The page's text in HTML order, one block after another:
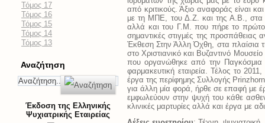
Τόμος 17
Τόμος 16
Τόμος 15
Τόμος 14
Τόμος 13
Αναζήτηση
Έκδοση της Ελληνικής
Ψυχιατρικής Εταιρείας
από κριτικούς. Άξιο αναφοράς είναι
με τη ΜΠΕ, του Δ.Ζ. και της Α.Β., στα
αλλά και του Γ.Μ. που πήρε το πρώτο
σημαντικές στιγμές της προσπάθειας
Έκθεση Στην Άλλη Όχθη, στα πλαίσια
στο Χριστιανικό και Βυζαντινό
που οργανώθηκε από την Παγκόσμια
φαρμακευτική εταιρεία. Τέλος το
έργα της περίφημης Συλλογής
για άλλη μία φορά, ήρθε σε επαφή με
εμφωλεύουν στην ψυχή του κάθε
κλινικές μαρτυρίες αλλά και έργα με